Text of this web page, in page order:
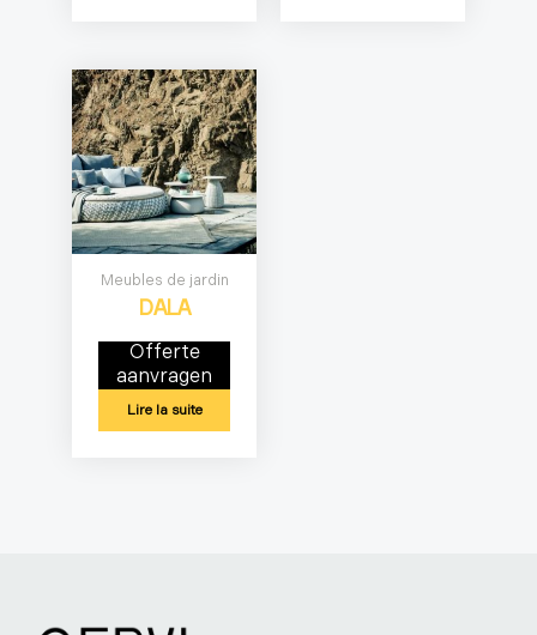
Meubles de jardin
DALA
Offerte
aanvragen
Lire la suite